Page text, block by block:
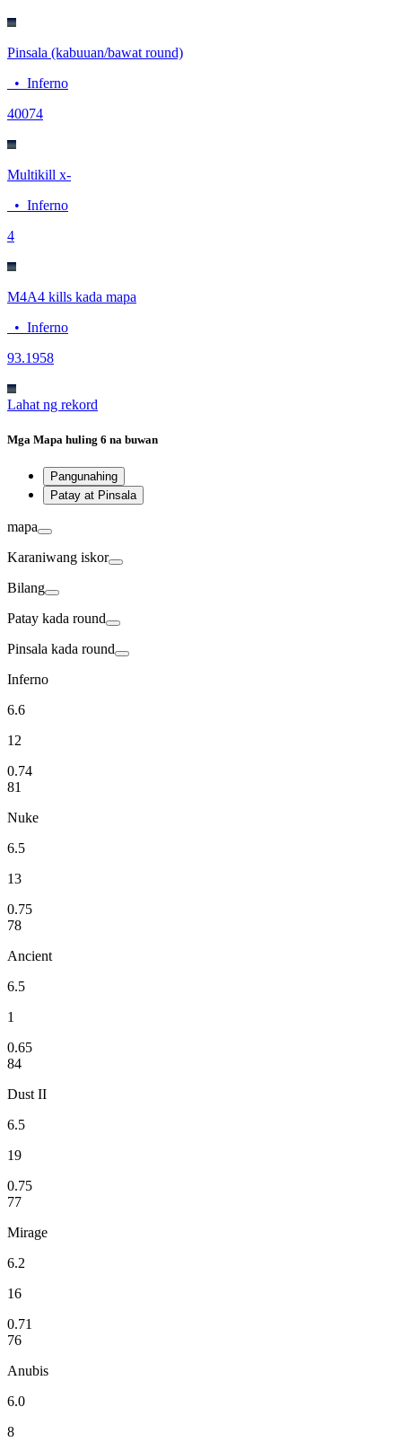
Pinsala (kabuuan/bawat round)
• Inferno
40074
Multikill x-
• Inferno
4
M4A4 kills kada mapa
• Inferno
93.1958
Lahat ng rekord
Mga Mapa huling 6 na buwan
Pangunahing
Patay at Pinsala
mapa
Karaniwang iskor
Bilang
Patay kada round
Pinsala kada round
Inferno
6.6
12
0.74
81
Nuke
6.5
13
0.75
78
Ancient
6.5
1
0.65
84
Dust II
6.5
19
0.75
77
Mirage
6.2
16
0.71
76
Anubis
6.0
8